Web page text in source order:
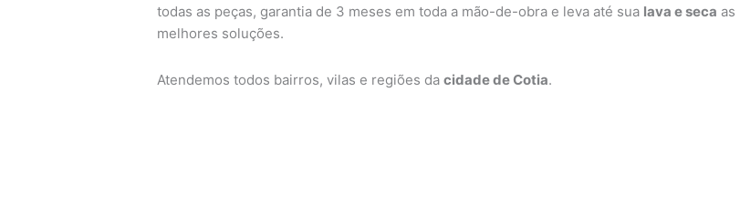
todas as peças, garantia de 3 meses em toda a mão-de-obra e leva até sua lava e seca as
melhores soluções.
Atendemos todos bairros, vilas e regiões dacidade de Cotia.